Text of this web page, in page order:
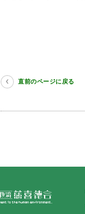
直前のページに戻る